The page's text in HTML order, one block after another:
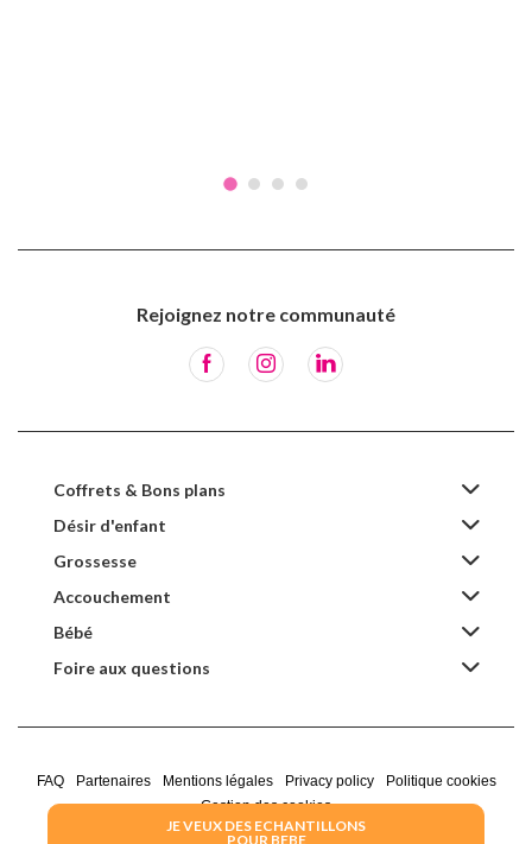
JE VEUX DES ECHANTILLONS
POUR BEBE
Rejoignez notre communauté
Coffrets & Bons plans
Désir d'enfant
Grossesse
Accouchement
Bébé
Foire aux questions
FAQ Partenaires Mentions légales Privacy policy
Politique cookies
Gestion des cookies